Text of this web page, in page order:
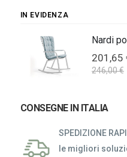
IN EVIDENZA
201,65
246,00 €
CONSEGNE IN ITALIA
SPEDIZIONE
le migliori